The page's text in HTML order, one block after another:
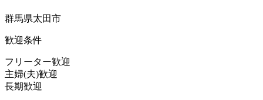
群馬県太田市
歓迎条件
フリーター歓迎
主婦(夫)歓迎
長期歓迎